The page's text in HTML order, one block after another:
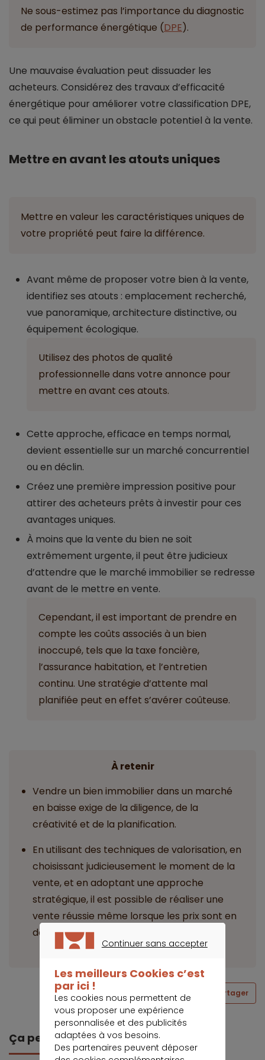
Ne sous-estimez pas l’importance du diagnostic
de performance énergétique (DPE).
Une mauvaise évaluation peut dissuader les
acheteurs. Considérez des travaux d’efficacité
énergétique pour améliorer votre classification DPE,
ce qui peut éliminer un obstacle potentiel à la vente.
Mettre en avant les atouts uniques
Mettre en valeur les caractéristiques uniques de
votre propriété peut faire la différence.
Avant même de proposer votre bien à la vente,
identifiez ses atouts : emplacement recherché,
vue panoramique, architecture distinctive, ou
équipement écologique.
Utilisez des photos de qualité
professionnelle dans votre annonce pour
mettre en avant ces atouts.
Cette approche, efficace en temps normal,
devient essentielle sur un marché concurrentiel
ou en déclin.
Créez une première impression positive pour
attirer des acheteurs prêts à investir pour ces
avantages uniques.
À moins que la vente du bien ne soit
extrêmement urgente, il peut être judicieux
d’attendre que le marché immobilier se redresse
avant de le mettre en vente.
Cependant, il est important de prendre en
compte les coûts associés à un bien
inoccupé, tels que la taxe foncière,
l’assurance habitation, et l’entretien
continu. Une stratégie d’attente mal
planifiée peut en effet s’avérer coûteuse.
À retenir
Vendre un bien immobilier dans un marché
en baisse exige de la diligence, de la
créativité et de la planification.
En utilisant des techniques de valorisation, en
choisissant judicieusement le moment de la
vente, et en adoptant une approche
stratégique, il est possible de réaliser une
vente réussie même lorsque les prix sont en
déclin.
Partager
Ça peut vous intéresser
Continuer sans accepter
Les meilleurs Cookies c’est
par ici !
Les cookies nous permettent de
vous proposer une expérience
personnalisée et des publicités
adaptées à vos besoins.
Des partenaires peuvent déposer